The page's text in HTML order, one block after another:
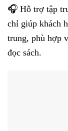
🎧 Hỗ trợ tập
chỉ giúp khách
trung, phù hợp
đọc sách.